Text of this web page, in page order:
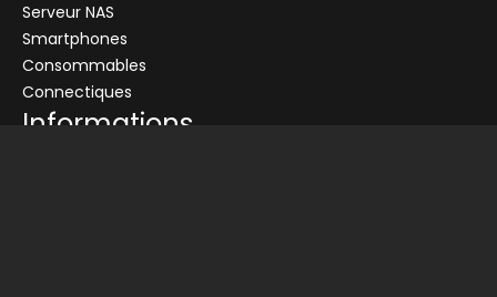
Serveur NAS
Smartphones
Consommables
Connectiques
Informations